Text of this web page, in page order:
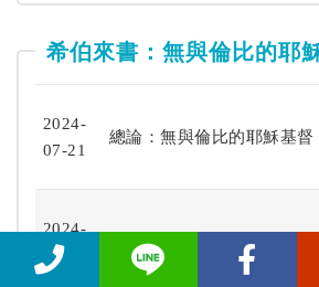
希伯來書：無與倫比的耶
2024-
07-21
總論：無與倫比的耶穌基督
2024-
07-28
耶穌基督比天使更尊貴